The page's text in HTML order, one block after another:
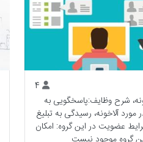
شرح وظایف:پاسخگویی به
مورد آلاخونه، رسیدگی به تبلیغ
عضویت در این گروه: امکان